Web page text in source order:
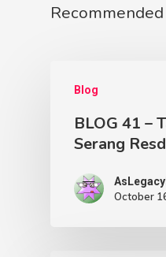
Blog
BLOG 41 –
Serang
October